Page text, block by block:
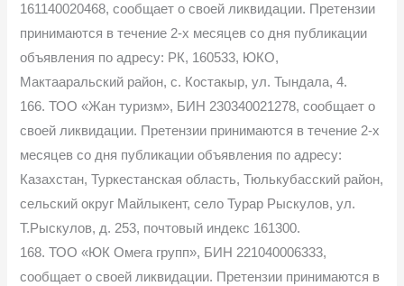
161140020468, сообщает о своей ликвидации. Претензии
принимаются в течение 2-х месяцев со дня публикации
объявления по адресу: РК, 160533, ЮКО,
Мактааральский район, с. Костакыр, ул. Тындала, 4.
166. ТОО «Жан туризм», БИН 230340021278, сообщает о
своей ликвидации. Претензии принимаются в течение 2-х
месяцев со дня публикации объявления по адресу:
Казахстан, Туркестанская область, Тюлькубасский район,
сельский округ Майлыкент, село Турар Рыскулов, ул.
Т.Рыскулов, д. 253, почтовый индекс 161300.
168. ТОО «ЮК Омега групп», БИН 221040006333,
сообщает о своей ликвидации. Претензии принимаются в